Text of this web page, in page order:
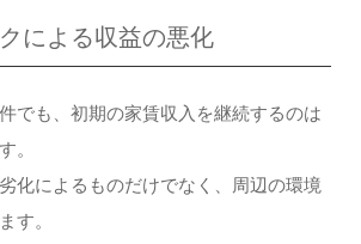
による収益の悪化
でも、初期の家賃収入を継続するのは
。
化によるものだけでなく、周辺の環境
す。